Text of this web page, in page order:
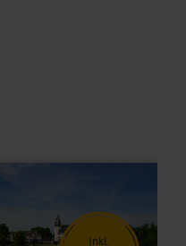
Inkl.